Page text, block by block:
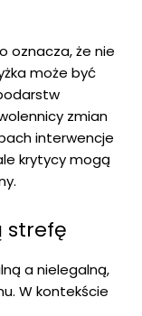
oznacza, że nie
może być
zmian
interwencje
krytycy mogą
strefę
a nielegalną,
W kontekście